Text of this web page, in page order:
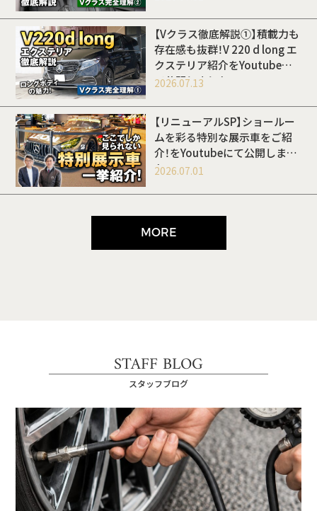
【Vクラス徹底解説①】積載力も
存在感も抜群！V 220 d long エ
クステリア紹介をYoutubeに
て公開しました
2026.07.13
【リニューアルSP】ショールー
ムを彩る特別な展示車をご紹
介！をYoutubeにて公開しまし
た
2026.07.01
MORE
STAFF BLOG
スタッフブログ